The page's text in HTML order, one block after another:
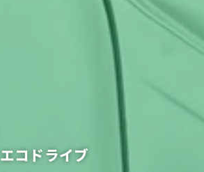
エコドライブ